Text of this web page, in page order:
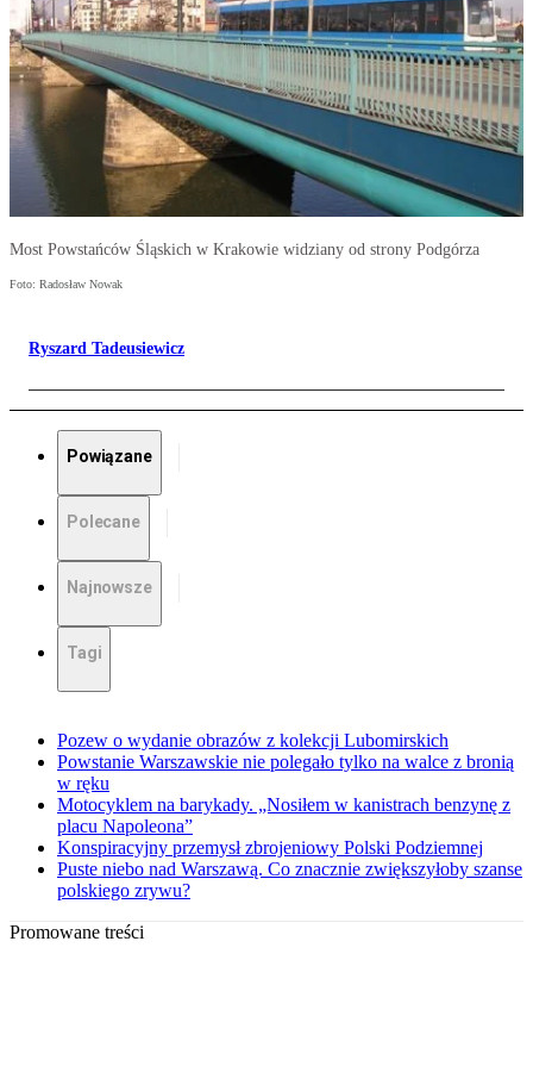
Most Powstańców Śląskich w Krakowie widziany od strony Podgórza
Foto: Radosław Nowak
Ryszard Tadeusiewicz
Powiązane
Polecane
Najnowsze
Tagi
Pozew o wydanie obrazów z kolekcji Lubomirskich
Powstanie Warszawskie nie polegało tylko na walce z bronią
w ręku
Motocyklem na barykady. „Nosiłem w kanistrach benzynę z
placu Napoleona”
Konspiracyjny przemysł zbrojeniowy Polski Podziemnej
Puste niebo nad Warszawą. Co znacznie zwiększyłoby szanse
polskiego zrywu?
Promowane treści